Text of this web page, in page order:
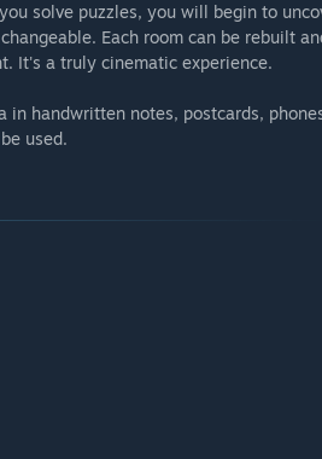
solve puzzles, you will begin to
Each room can be rebuilt
It's a truly cinematic experience.
handwritten notes, postcards,
used.